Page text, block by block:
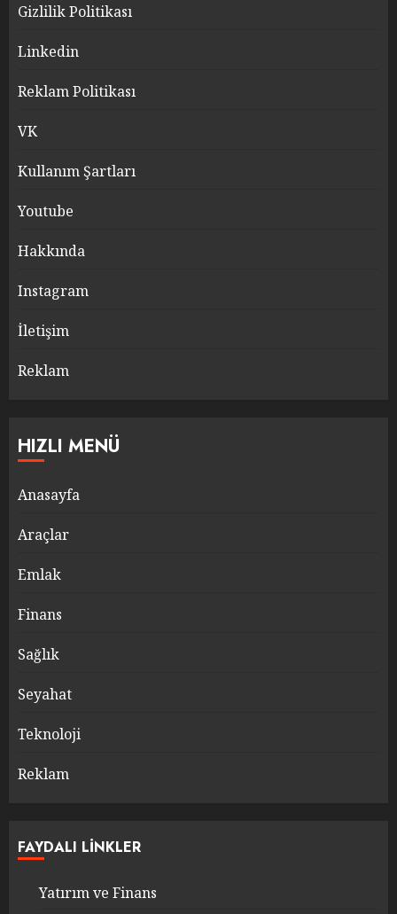
Gizlilik Politikası
Linkedin
Reklam Politikası
VK
Kullanım Şartları
Youtube
Hakkında
Instagram
İletişim
Reklam
HIZLI MENÜ
Anasayfa
Araçlar
Emlak
Finans
Sağlık
Seyahat
Teknoloji
Reklam
FAYDALI LINKLER
Yatırım ve Finans